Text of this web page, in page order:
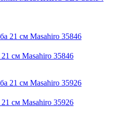
см Masahiro 35846
см Masahiro 35926